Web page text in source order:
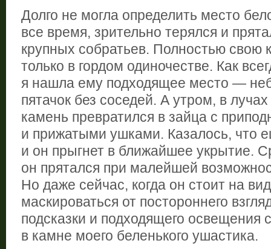
Долго не могла определить место
все время, зрительно терялся и
крупных собратьев. Полностью свою
только в гордом одиночестве. Как
я нашла ему подходящее место —
пятачок без соседей. А утром, в
камень превратился в зайца с
и прижатыми ушками. Казалось, что
и он прыгнет в ближайшее укрытие.
он прятался при малейшей
Но даже сейчас, когда он стоит на
маскироваться от постороннего
подсказки и подходящего освещения
в камне моего беленького ушастика.